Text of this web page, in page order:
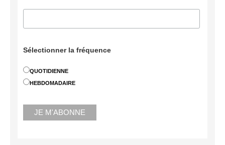
Sélectionner la fréquence
QUOTIDIENNE
HEBDOMADAIRE